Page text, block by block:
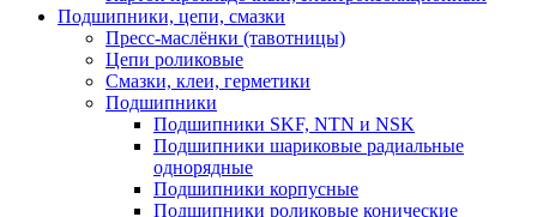
Подшипники, цепи, смазки
Пресс-маслёнки (тавотницы)
Цепи роликовые
Смазки, клеи, герметики
Подшипники
Подшипники SKF, NTN и NSK
Подшипники шариковые радиальные
однорядные
Подшипники корпусные
Подшипники роликовые конические